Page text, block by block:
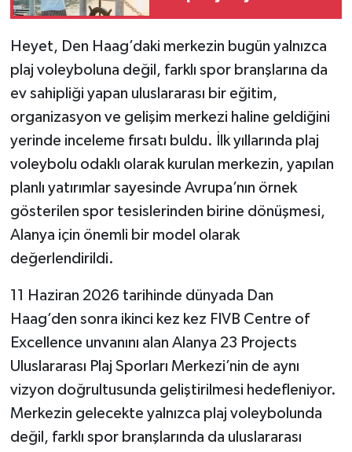
Heyet, Den Haag’daki merkezin bugün yalnızca
plaj voleyboluna değil, farklı spor branşlarına da
ev sahipliği yapan uluslararası bir eğitim,
organizasyon ve gelişim merkezi haline geldiğini
yerinde inceleme fırsatı buldu. İlk yıllarında plaj
voleybolu odaklı olarak kurulan merkezin, yapılan
planlı yatırımlar sayesinde Avrupa’nın örnek
gösterilen spor tesislerinden birine dönüşmesi,
Alanya için önemli bir model olarak
değerlendirildi.
11 Haziran 2026 tarihinde dünyada Dan
Haag’den sonra ikinci kez kez FIVB Centre of
Excellence unvanını alan Alanya 23 Projects
Uluslararası Plaj Sporları Merkezi’nin de aynı
vizyon doğrultusunda geliştirilmesi hedefleniyor.
Merkezin gelecekte yalnızca plaj voleybolunda
değil, farklı spor branşlarında da uluslararası